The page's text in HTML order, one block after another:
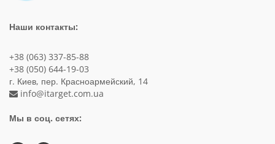
Наши контакты:
+38 (063) 337-85-88
+38 (050) 644-19-03
г. Киев, пер. Красноармейский, 14
info@itarget.com.ua
Мы в соц. сетях: